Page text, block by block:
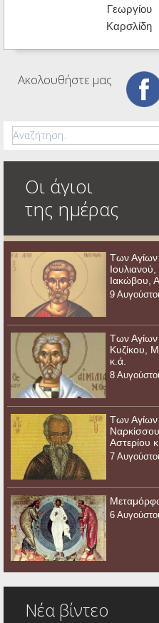
Γεωργίου
Καρσλίδη
Ακολουθήστε μας
Οι άγιοι
της ημέρας
Των Αγίων
Ιακώβου,
9
Των Αγίων
Κυζίκου,
κ.ά.
8
Των Αγίων
Αστερίου
7
6
Νέα βίντεο